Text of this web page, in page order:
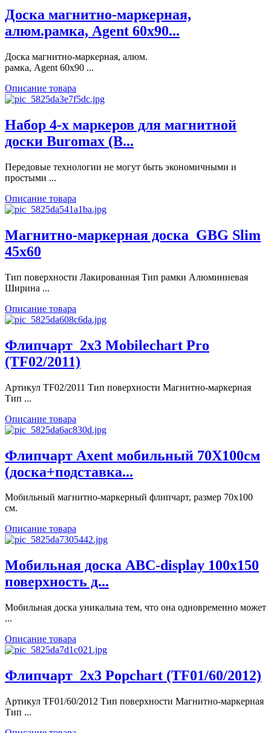
Доска магнитно-маркерная,
алюм.рамка, Agent 60х90...
Доска магнитно-маркерная, алюм.
рамка, Agent 60х90 ...
Описание товара
Набор 4-х маркеров для магнитной
доски Buromax (B...
Передовые технологии не могут быть экономичными и
простыми ...
Описание товара
Магнитно-маркерная доска_GBG Slim
45x60
Тип поверхности Лакированная Тип рамки Алюминиевая
Ширина ...
Описание товара
Флипчарт_2x3 Mobilechart Pro
(TF02/2011)
Артикул TF02/2011 Тип поверхности Магнитно-маркерная
Тип ...
Описание товара
Флипчарт Axent мобильный 70Х100см
(доска+подставка...
Мобильный магнитно-маркерный флипчарт, размер 70х100
см.
Описание товара
Мобильная доска ABC-display 100х150
поверхность д...
Мобильная доска уникальна тем, что она одновременно может
...
Описание товара
Флипчарт_2x3 Popchart (TF01/60/2012)
Артикул TF01/60/2012 Тип поверхности Магнитно-маркерная
Тип ...